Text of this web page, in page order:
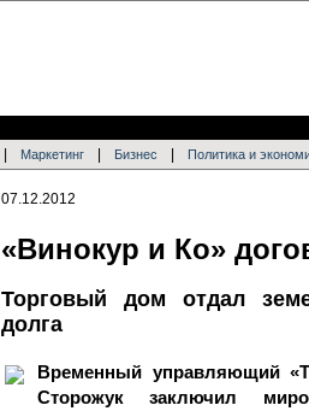
Маркетинг Бизнес Политика и
07.12.2012
«Винокур и Ко»
Торговый дом отдал
долга
Временный управляющий
Сторожук заключил